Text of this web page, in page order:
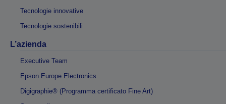
Tecnologie innovative
Tecnologie sostenibili
L’azienda
Executive Team
Epson Europe Electronics
Digigraphie® (Programma certificato Fine Art)